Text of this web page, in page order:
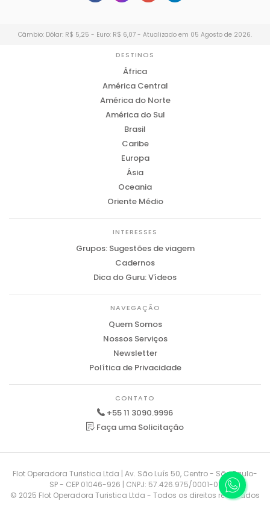
Câmbio: Dólar: R$ 5,25 - Euro: R$ 6,07 - Atualizado em 05 Agosto de 2026.
DESTINOS
África
América Central
América do Norte
América do Sul
Brasil
Caribe
Europa
Ásia
Oceania
Oriente Médio
INTERESSES
Grupos: Sugestões de viagem
Cadernos
Dica do Guru: Vídeos
NAVEGAÇÃO
Quem Somos
Nossos Serviços
Newsletter
Política de Privacidade
CONTATO
+55 11 3090.9996
Faça uma Solicitação
Flot Operadora Turistica Ltda | Av. São Luís 50, Centro - São Paulo-
SP - CEP 01046-926 | CNPJ: 57.426.975/0001-01
© 2025 Flot Operadora Turistica Ltda - Todos os direitos reservados